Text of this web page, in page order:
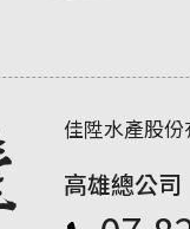
佳陞水產股
高雄總公司